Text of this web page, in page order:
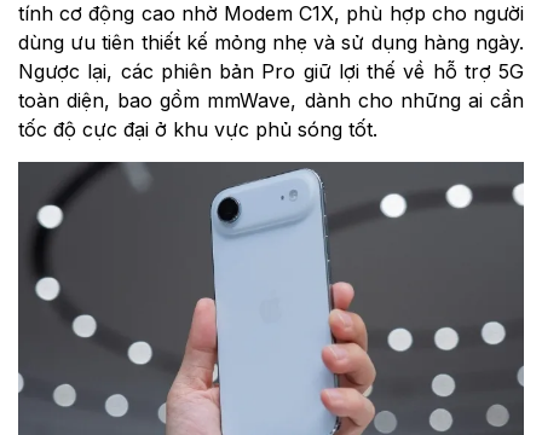
tính cơ động cao nhờ Modem C1X, phù hợp cho người
dùng ưu tiên thiết kế mỏng nhẹ và sử dụng hàng ngày.
Ngược lại, các phiên bản Pro giữ lợi thế về hỗ trợ 5G
toàn diện, bao gồm mmWave, dành cho những ai cần
tốc độ cực đại ở khu vực phủ sóng tốt.